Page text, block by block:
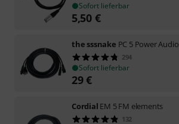
Sofort lieferbar
5,50 €
the sssnake PC 5 Power Audio
294
Sofort lieferbar
29€
Cordial EM 5 FM elements
132